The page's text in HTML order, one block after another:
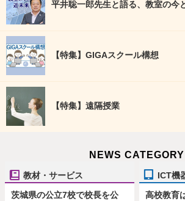
平井聡一郎先生と語る、教室の今
【特集】GIGAスクール構想
【特集】遠隔授業
NEWS CATEGORY
教材・サービス
茨城県の公立7校で校長を公
ICT機
高校教育